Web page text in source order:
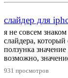
слайдер для
я не совсем
слайдера,
ползунка
возможно,
931 просмотров